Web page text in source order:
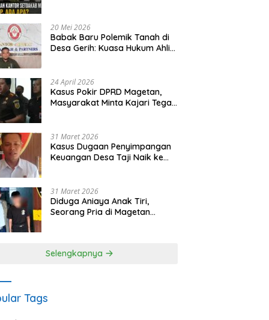
20 Mei 2026
Babak Baru Polemik Tanah di
Desa Gerih: Kuasa Hukum Ahli
24 April 2026
Kasus Pokir DPRD Magetan,
Masyarakat Minta Kajari Tegak
31 Maret 2026
Kasus Dugaan Penyimpangan
Keuangan Desa Taji Naik ke
31 Maret 2026
Diduga Aniaya Anak Tiri,
Seorang Pria di Magetan
Selengkapnya
Tags